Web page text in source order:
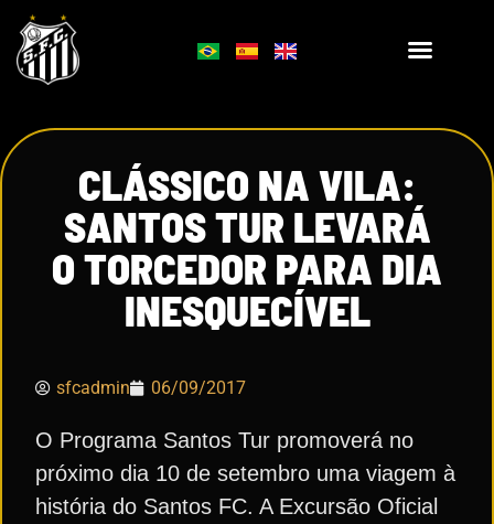
CLÁSSICO NA VILA:
SANTOS TUR LEVARÁ
O TORCEDOR PARA DIA
INESQUECÍVEL
sfcadmin 06/09/2017
O Programa Santos Tur promoverá no
próximo dia 10 de setembro uma viagem à
história do Santos FC. A Excursão Oficial